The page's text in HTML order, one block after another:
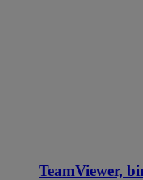
TeamViewer,